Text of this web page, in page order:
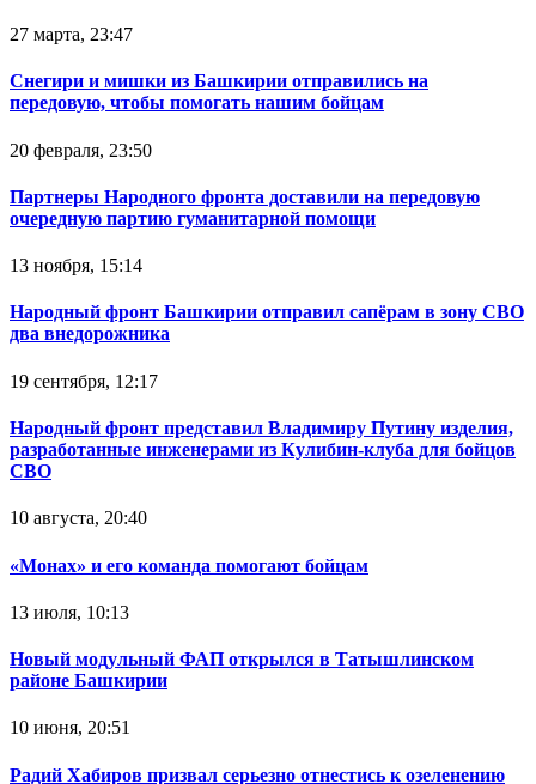
27 марта, 23:47
Снегири и мишки из Башкирии отправились на
передовую, чтобы помогать нашим бойцам
20 февраля, 23:50
Партнеры Народного фронта доставили на передовую
очередную партию гуманитарной помощи
13 ноября, 15:14
Народный фронт Башкирии отправил сапёрам в зону СВО
два внедорожника
19 сентября, 12:17
Народный фронт представил Владимиру Путину изделия,
разработанные инженерами из Кулибин-клуба для бойцов
СВО
10 августа, 20:40
«Монах» и его команда помогают бойцам
13 июля, 10:13
Новый модульный ФАП открылся в Татышлинском
районе Башкирии
10 июня, 20:51
Радий Хабиров призвал серьезно отнестись к озеленению